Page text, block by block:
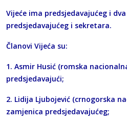
Vijeće ima predsjedavajućeg i
predsjedavajućeg i sekretara.
Članovi Vijeća su:
1. Asmir Husić (romska
predsjedavajući;
2. Lidija Ljubojević (crnogorska
zamjenica predsjedavajućeg;